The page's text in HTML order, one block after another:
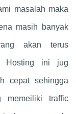
masalah maka
masih banyak
akan terus
Hosting ini jug
cepat sehingga
memeiliki traffic